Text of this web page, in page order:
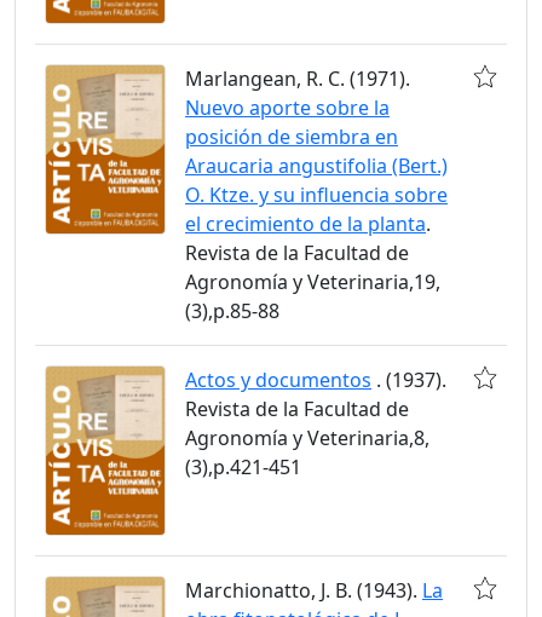
Marlangean, R. C. (1971).
Nuevo aporte sobre la
posición de siembra en
Araucaria angustifolia (Bert.)
O. Ktze. y su influencia sobre
el crecimiento de la planta.
Revista de la Facultad de
Agronomía y Veterinaria,19,
(3),p.85-88
Actos y documentos . (1937).
Revista de la Facultad de
Agronomía y Veterinaria,8,
(3),p.421-451
Marchionatto, J. B. (1943). La